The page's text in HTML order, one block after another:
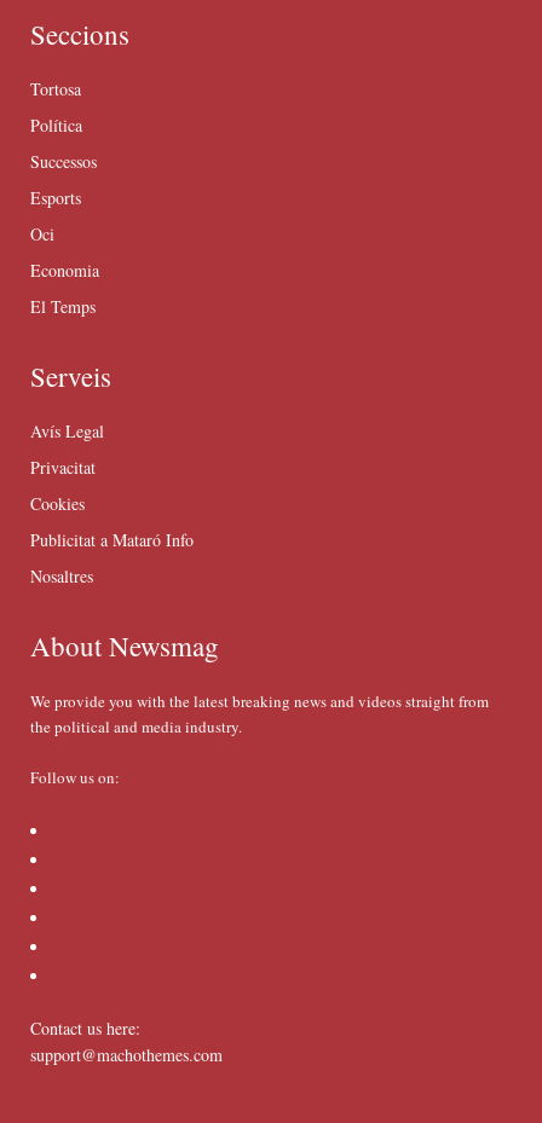
Seccions
Tortosa
Política
Successos
Esports
Oci
Economia
El Temps
Serveis
Avís Legal
Privacitat
Cookies
Publicitat a Mataró Info
Nosaltres
About Newsmag
We provide you with the latest breaking news and videos straight from
the political and media industry.
Follow us on:
Contact us here:
support@machothemes.com